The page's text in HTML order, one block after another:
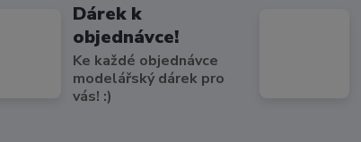
Dárek k
objednávce!
Ke každé objednávce
modelářský dárek pro
vás! :)